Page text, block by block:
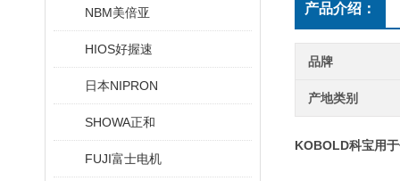
NBM美倍亚
HIOS好握速
日本NIPRON
SHOWA正和
FUJI富士电机
产品介绍：
品牌
产地类别
KOBOLD科宝用